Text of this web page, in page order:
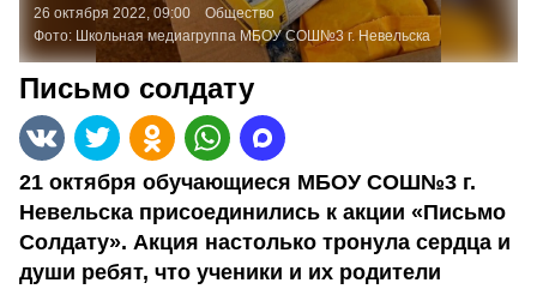
26 октября 2022, 09:00
Общество
Фото: Школьная медиагруппа МБОУ СОШ№3 г. Невельска
Письмо солдату
21 октября обучающиеся МБОУ СОШ№3 г.
Невельска присоединились к акции «Письмо
Солдату». Акция настолько тронула сердца и
души ребят, что ученики и их родители